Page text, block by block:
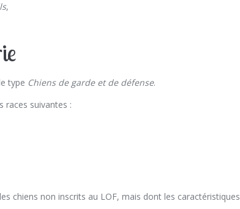
,
type Chiens de garde et de défense.
races suivantes :
chiens non inscrits au LOF, mais dont les caractéristiques